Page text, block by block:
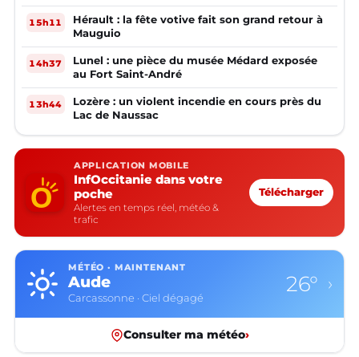
15h11
Hérault : la fête votive fait son grand retour à
Mauguio
14h37
Lunel : une pièce du musée Médard exposée
au Fort Saint-André
13h44
Lozère : un violent incendie en cours près du
Lac de Naussac
APPLICATION MOBILE
InfOccitanie dans votre
poche
Alertes en temps réel, météo &
trafic
Télécharger
MÉTÉO · MAINTENANT
Aude
Carcassonne · Ciel dégagé
26° ›
Consulter ma météo›